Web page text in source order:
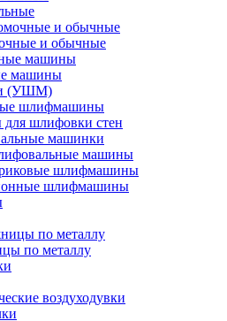
и обычные
машины
(УШМ)
шлифмашины
шлифовки стен
машинки
машины
шлифмашины
шлифмашины
по металлу
воздуходувки